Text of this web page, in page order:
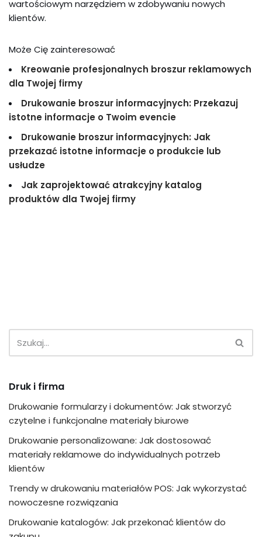
wartościowym narzędziem w zdobywaniu nowych
klientów.
Może Cię zainteresować
Kreowanie profesjonalnych broszur reklamowych
dla Twojej firmy
Drukowanie broszur informacyjnych: Przekazuj
istotne informacje o Twoim evencie
Drukowanie broszur informacyjnych: Jak
przekazać istotne informacje o produkcie lub
usłudze
Jak zaprojektować atrakcyjny katalog
produktów dla Twojej firmy
Druk i firma
Drukowanie formularzy i dokumentów: Jak stworzyć
czytelne i funkcjonalne materiały biurowe
Drukowanie personalizowane: Jak dostosować
materiały reklamowe do indywidualnych potrzeb
klientów
Trendy w drukowaniu materiałów POS: Jak wykorzystać
nowoczesne rozwiązania
Drukowanie katalogów: Jak przekonać klientów do